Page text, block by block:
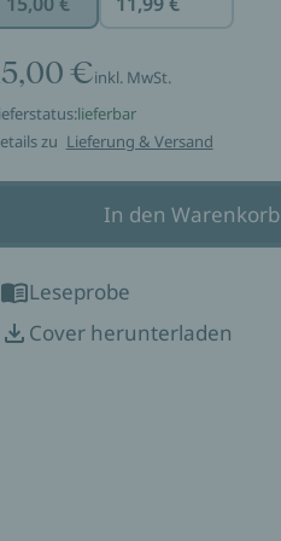
€inkl. MwSt.
lieferbar
zu Lieferung & Versand
In den Warenkorb
Leseprobe
Cover herunterladen